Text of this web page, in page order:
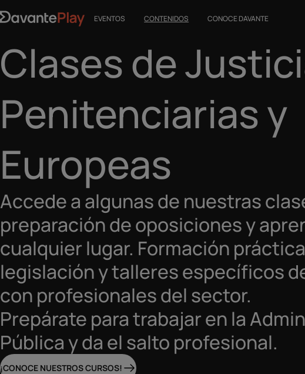
EVENTOS CONTENIDOS CONOCE DAVANTE
Clases de
Penitenciarias y
Europeas
Accede a algunas de nuestras
preparación de oposiciones y
cualquier lugar. Formación
legislación y talleres específicos
con profesionales del sector.
Prepárate para trabajar en la
Pública y da el salto profesional.
¡CONOCE NUESTROS CURSOS!